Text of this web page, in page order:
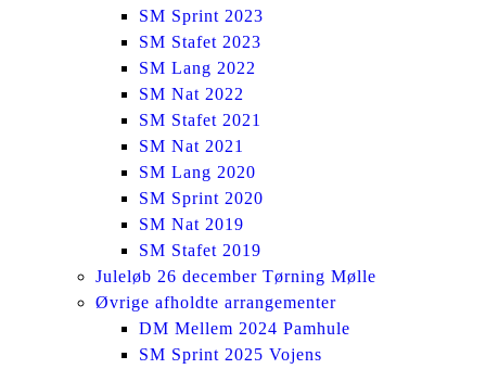
SM Sprint 2023
SM Stafet 2023
SM Lang 2022
SM Nat 2022
SM Stafet 2021
SM Nat 2021
SM Lang 2020
SM Sprint 2020
SM Nat 2019
SM Stafet 2019
Juleløb 26 december Tørning Mølle
Øvrige afholdte arrangementer
DM Mellem 2024 Pamhule
SM Sprint 2025 Vojens